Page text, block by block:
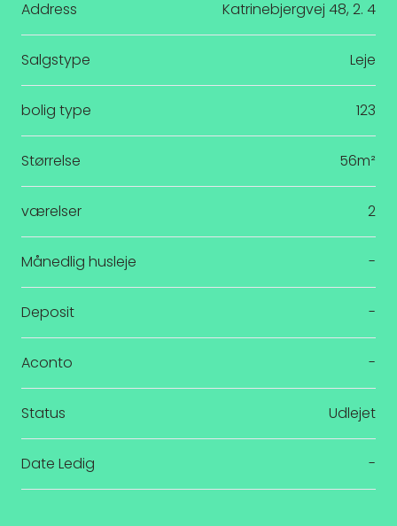
Address Katrinebjergvej 48, 2. 4
Salgstype Leje
bolig type 123
Størrelse 56m²
værelser 2
Månedlig husleje -
Deposit -
Aconto -
Status Udlejet
Date Ledig -